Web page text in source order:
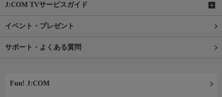
J:COM TVサービスガイド
イベント・プレゼント
サポート・よくある質問
Fun! J:COM